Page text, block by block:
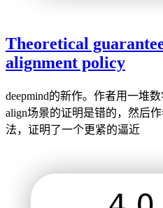
Theoretical
alignment policy
deepmind的新作。作者用一堆
align场景的证明是错的，然后
法，证明了一个更紧的逼近